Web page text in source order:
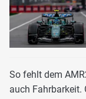
So fehlt dem
auch Fahrbarkeit.